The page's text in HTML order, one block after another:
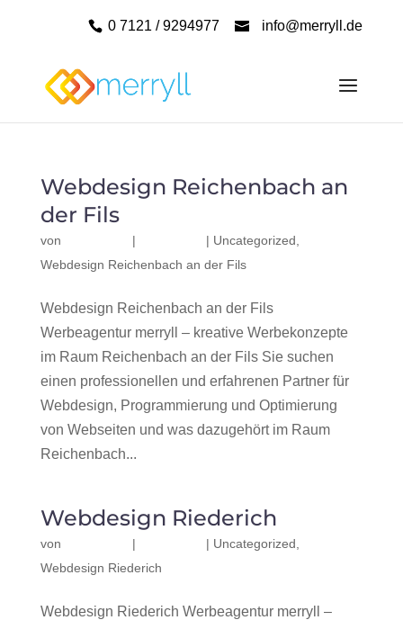
0 7121 / 9294977 info@merryll.de
Webdesign Reichenbach an
der Fils
von | | Uncategorized
Webdesign Reichenbach an der Fils
Webdesign Reichenbach an der Fils
Werbeagentur merryll – kreative Werbekonzepte
im Raum Reichenbach an der Fils Sie suchen
einen professionellen und erfahrenen Partner für
Webdesign, Programmierung und Optimierung
von Webseiten und was dazugehört im Raum
Reichenbach...
Webdesign Riederich
von | | Uncategorized
Webdesign Riederich
Webdesign Riederich Werbeagentur merryll –